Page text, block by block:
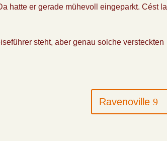
hatte er gerade mühevoll eingeparkt. Cést la
steht, aber genau solche versteckten
Ravenoville